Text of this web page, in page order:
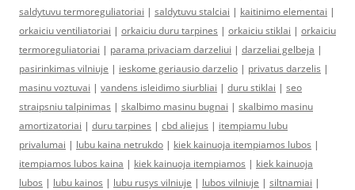
saldytuvu termoreguliatoriai | saldytuvu stalciai | kaitinimo elementai |
orkaiciu ventiliatoriai | orkaiciu duru tarpines | orkaiciu stiklai | orkaiciu
termoreguliatoriai | parama privaciam darzeliui | darzeliai gelbeja |
pasirinkimas vilniuje | ieskome geriausio darzelio | privatus darzelis |
masinu voztuvai | vandens isleidimo siurbliai | duru stiklai | seo
straipsniu talpinimas | skalbimo masinu bugnai | skalbimo masinu
amortizatoriai | duru tarpines | cbd aliejus | itempiamu lubu
privalumai | lubu kaina netrukdo | kiek kainuoja itempiamos lubos |
itempiamos lubos kaina | kiek kainuoja itempiamos | kiek kainuoja
lubos | lubu kainos | lubu rusys vilniuje | lubos vilniuje | siltnamiai |